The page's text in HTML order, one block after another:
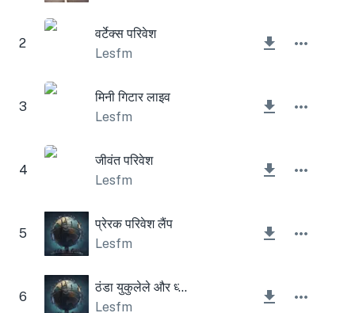
2
वर्टेक्स परिवेश
Lesfm
3
मिनी गिटार लाइव
Lesfm
4
जीवंत परिवेश
Lesfm
5
प्रेरक परिवेश लैंप
Lesfm
6
ठंडा युकुलेले और ध्वनिक गिटार
Lesfm